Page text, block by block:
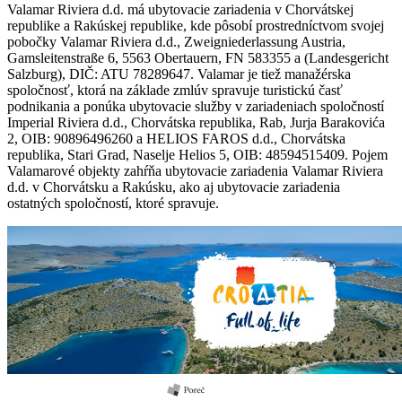
Valamar Riviera d.d. má ubytovacie zariadenia v Chorvátskej
republike a Rakúskej republike, kde pôsobí prostredníctvom svojej
pobočky Valamar Riviera d.d., Zweigniederlassung Austria,
Gamsleitenstraße 6, 5563 Obertauern, FN 583355 a (Landesgericht
Salzburg), DIČ: ATU 78289647. Valamar je tiež manažérska
spoločnosť, ktorá na základe zmlúv spravuje turistickú časť
podnikania a ponúka ubytovacie služby v zariadeniach spoločností
Imperial Riviera d.d., Chorvátska republika, Rab, Jurja Barakovića
2, OIB: 90896496260 a HELIOS FAROS d.d., Chorvátska
republika, Stari Grad, Naselje Helios 5, OIB: 48594515409. Pojem
Valamarové objekty zahŕňa ubytovacie zariadenia Valamar Riviera
d.d. v Chorvátsku a Rakúsku, ako aj ubytovacie zariadenia
ostatných spoločností, ktoré spravuje.